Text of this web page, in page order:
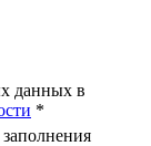
данных в
*